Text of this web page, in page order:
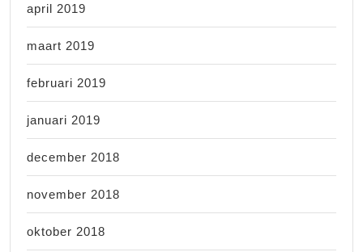
april 2019
maart 2019
februari 2019
januari 2019
december 2018
november 2018
oktober 2018